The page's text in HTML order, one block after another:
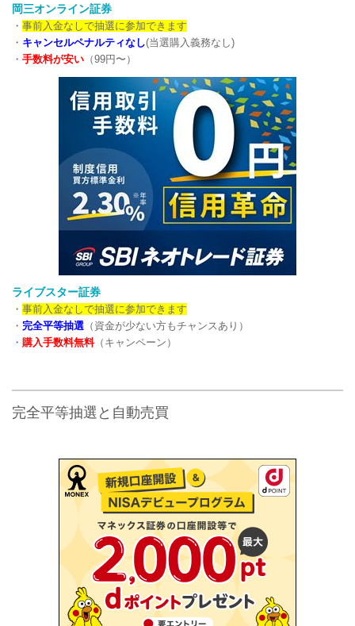
岡三オンライン証券
・ 事前入金なしで抽選に参加できます
・ キャンセルペナルティなし(当選購入義務なし)
・ 手数料が安い （99円〜）
ライブスター証券
・ 事前入金なしで抽選に参加できます
・ 完全平等抽選 （資金が少ない方もチャンスあり）
・ 購入手数料無料（キャンペーン）
完全平等抽選と自動売買